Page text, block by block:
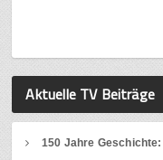
Aktuelle TV Beiträge
150 Jahre